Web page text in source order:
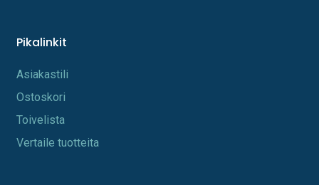
Pikalinkit
A​s​iakastili
Os​toskori
Toi​velista
Vertaile tuotteita